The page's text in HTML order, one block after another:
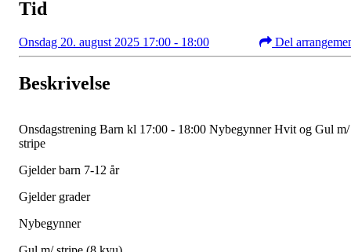
Tid
Onsdag 20. august 2025 17:00 - 18:00 Del
Beskrivelse
Onsdagstrening Barn kl 17:00 - 18:00 Nybegynner Hvit og Gul m/
stripe
Gjelder barn 7-12 år
Gjelder grader
Nybegynner